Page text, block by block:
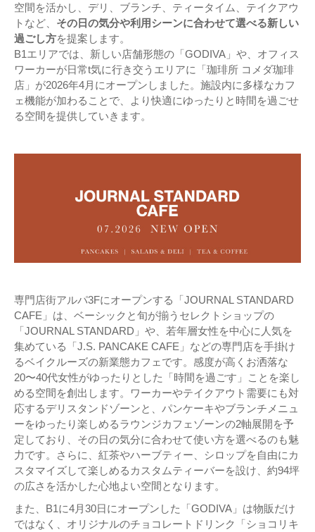
空間を活かし、デリ、ブランチ、ティータイム、テイクアウ
トなど、 その日の気分や利用シーンに合わせて選べる新しい
過ごし方を提案します。
B1エリアでは、新しい店舗形態の「GODIVA」や、オフィス
ワーカーが日常t気に行き交うエリアに「珈琲所 コメダ珈琲
店」が2026年4月にオープンしました。施設内に多様なカフ
ェ機能が加わることで、より快適にゆったりと時間を過ごせ
る空間を提供していきます。
専門店街アルパ3Fにオープンする「JOURNAL STANDARD
CAFE」は、ベーシックと旬が揃うセレクトショップの
「JOURNAL STANDARD」や、若年層女性を中心に人気を
集めている「J.S. PANCAKE CAFE」などの専門店を手掛け
るベイクルーズの新業態カフェです。感度が高くお洒落な
20〜40代女性がゆったりとした「時間を過ごす」ことを楽し
める空間を創出します。ワーカーやテイクアウト需要にも対
応するデリスタンドゾーンと、パンケーキやブランチメニュ
ーをゆったり楽しめるラウンジカフェゾーンの2軸展開を予
定しており、その日の気分に合わせて使い方を選べるのも魅
力です。さらに、紅茶やハーブティー、シロップを自由にカ
スタマイズして楽しめるカスタムティーバーを設け、約94坪
の広さを活かした心地よい空間となります。
また、B1に4月30日にオープンした「GODIVA」は物販だけ
ではなく、オリジナルのチョコレートドリンク「ショコリキ